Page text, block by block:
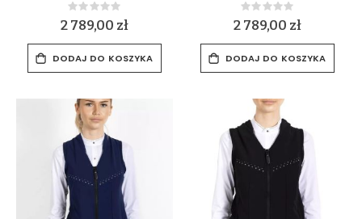
Rating:
0%
2 789,00 zł
DODAJ DO KOSZYKA
Rating:
0%
2 789,00 zł
DODAJ DO KOSZYKA